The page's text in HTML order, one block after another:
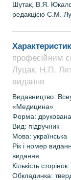
Шутак, В.Я.
редакцією С.М.
професійним
Луцак, Н.П.
видання
Видавництво:
«Медицина»
Форма:
Вид: підручник
Мова: українська
Рік і номер
видання
Кількість
Обкладинка: